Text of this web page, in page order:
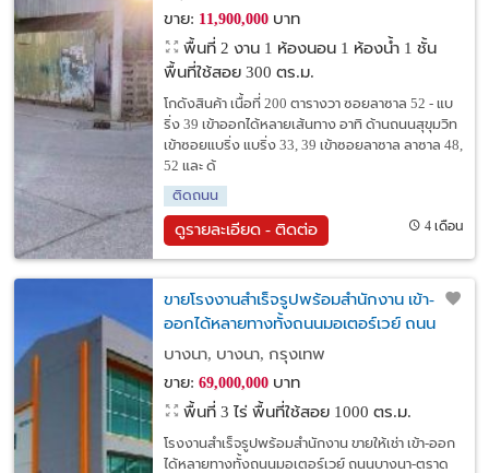
ขาย: 11,900,000บาท
พื้นที่ 2 งาน 1 ห้องนอน 1 ห้องน้ำ 1 ชั้น
พื้นที่ใช้สอย 300 ตร.ม.
โกดังสินค้า เนื้อที่ 200 ตารางวา ซอยลาซาล 52 - แบ
ริ่ง 39 เข้าออกได้หลายเส้นทาง อาทิ ด้านถนนสุขุมวิท
เข้าซอยแบริ่ง แบริ่ง 33, 39 เข้าซอยลาซาล ลาซาล 48,
52 และ ด้
ติดถนน
ดูรายละเอียด - ติดต่อ 4 เดือน
ขายโรงงานสำเร็จรูปพร้อมสำนักงาน เข้า-
ออกได้หลายทางทั้งถนนมอเตอร์เวย์ ถนน
บางนา-ตราด กม.23 และ กม.26
บางนา, บางนา, กรุงเทพ
ขาย: 69,000,000บาท
พื้นที่ 3 ไร่ พื้นที่ใช้สอย 1000 ตร.ม.
โรงงานสำเร็จรูปพร้อมสำนักงาน ขายให้เช่า เข้า-ออก
ได้หลายทางทั้งถนนมอเตอร์เวย์ ถนนบางนา-ตราด